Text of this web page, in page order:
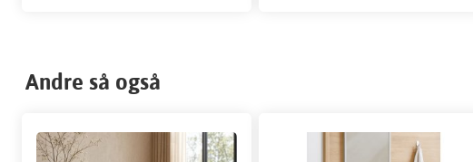
Andre så også